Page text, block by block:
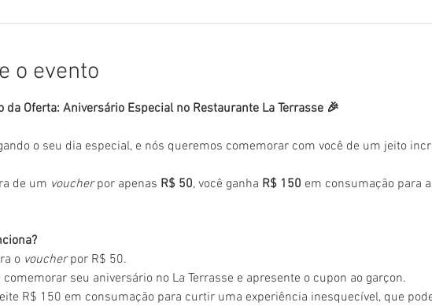
o evento
da Oferta: Aniversário Especial no Restaurante La Terrasse 🎉
o seu dia especial, e nós queremos comemorar com você de um jeito
de um voucher por apenas R$ 50, você ganha R$ 150 em consumação para
o voucher por R$ 50.
comemorar seu aniversário no La Terrasse e apresente o cupon ao garçon.
R$ 150 em consumação para curtir uma experiência inesquecível, que